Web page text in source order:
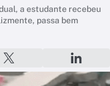
a estudante recebeu
passa bem